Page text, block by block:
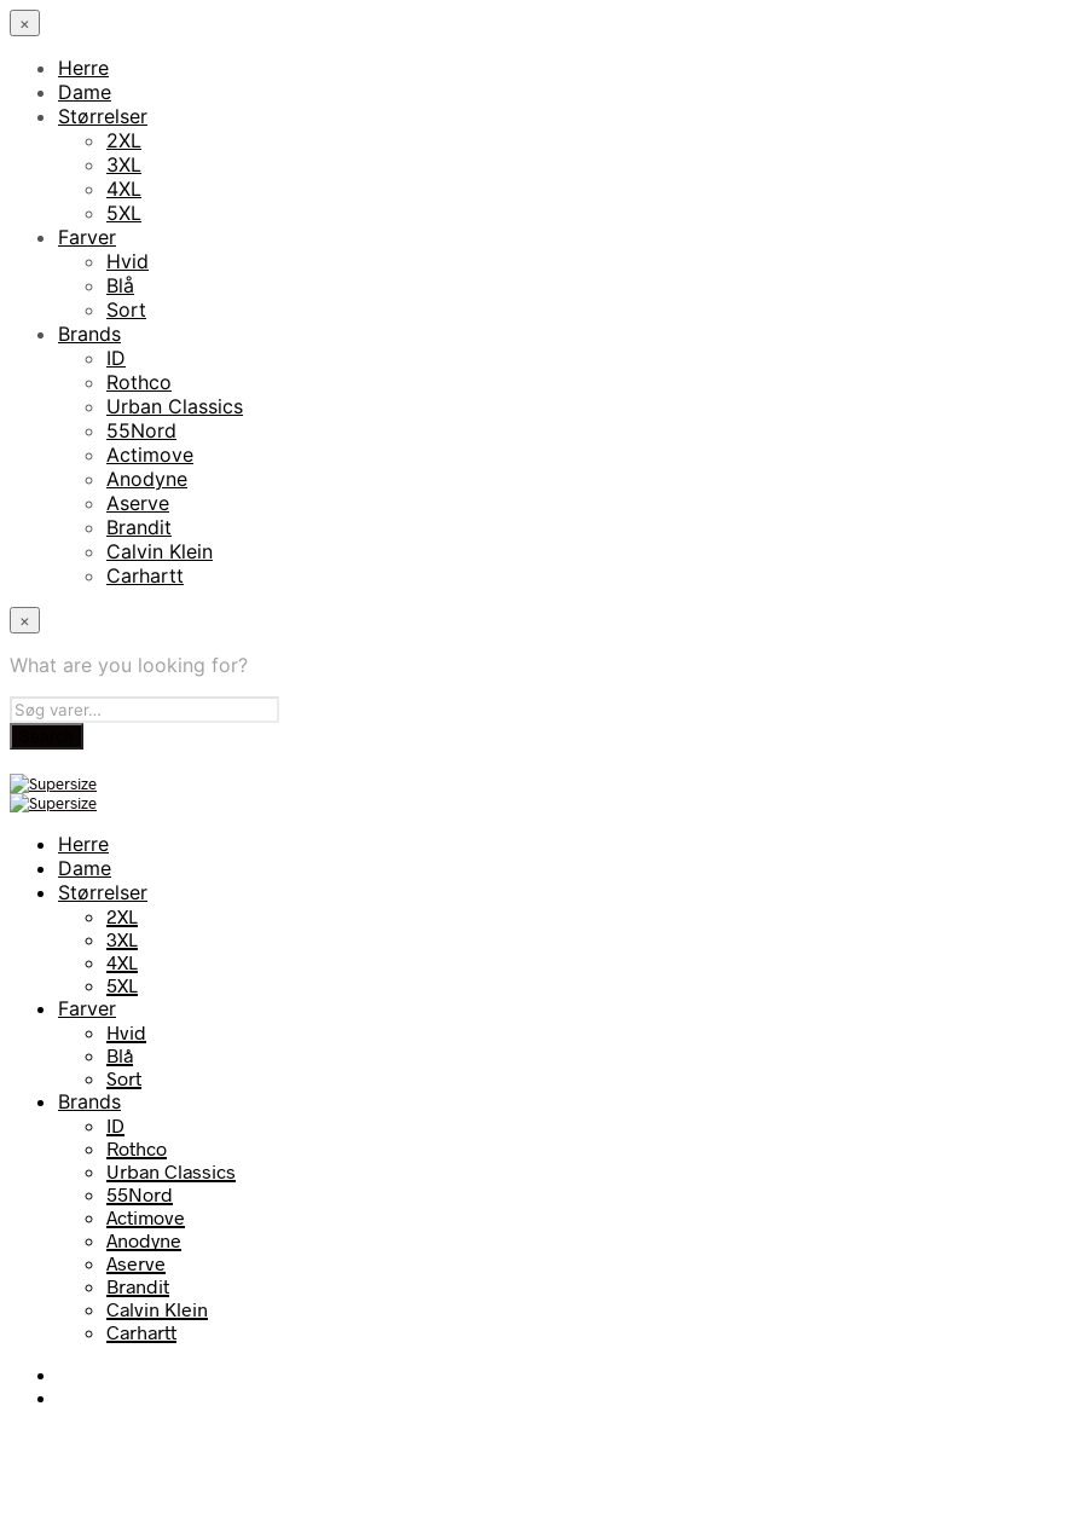
×
Herre
Dame
Størrelser
2XL
3XL
4XL
5XL
Farver
Hvid
Blå
Sort
Brands
ID
Rothco
Urban Classics
55Nord
Actimove
Anodyne
Aserve
Brandit
Calvin Klein
Carhartt
×
What are you looking for?
Herre
Dame
Størrelser
2XL
3XL
4XL
5XL
Farver
Hvid
Blå
Sort
Brands
ID
Rothco
Urban Classics
55Nord
Actimove
Anodyne
Aserve
Brandit
Calvin Klein
Carhartt